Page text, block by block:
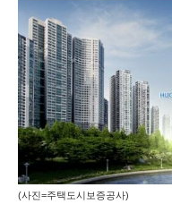
(사진=주택도시보증공사)